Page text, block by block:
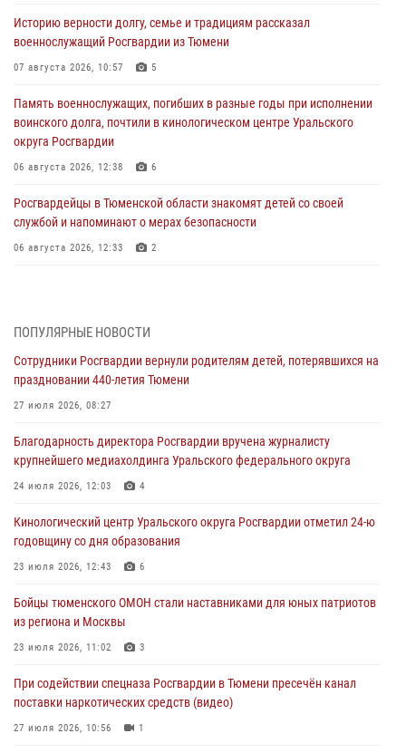
Историю верности долгу, семье и традициям рассказал
военнослужащий Росгвардии из Тюмени
07 августа 2026, 10:57 5
Память военнослужащих, погибших в разные годы при исполнении
воинского долга, почтили в кинологическом центре Уральского
округа Росгвардии
06 августа 2026, 12:38 6
Росгвардейцы в Тюменской области знакомят детей со своей
службой и напоминают о мерах безопасности
06 августа 2026, 12:33 2
06 августа 2026, 04:41 3
Росгвардейцы в Тюменской области почтили память генерала
армии Ивана Кирилловича Яковлева
05 августа 2026, 11:03
В Тюмени офицер Росгвардии в радиоэфире напомнил гражданам о
мерах безопасного владения оружием
05 августа 2026, 09:56
Военнослужащие Росгвардии сбили дрон-разведчик ВСУ на южном
направлении
05 августа 2026, 05:35
Стальной характер продемонстрировали росгвардейцы в ходе
масштабных спортивных событий на Урале
05 августа 2026, 05:22
ПОПУЛЯРНЫЕ НОВОСТИ
Сотрудники Росгвардии вернули родителям детей, потерявшихся на
праздновании 440-летия Тюмени
27 июля 2026, 08:27
Благодарность директора Росгвардии вручена журналисту
крупнейшего медиахолдинга Уральского федерального округа
24 июля 2026, 12:03 4
Кинологический центр Уральского округа Росгвардии отметил 24-ю
годовщину со дня образования
23 июля 2026, 12:43 6
Бойцы тюменского ОМОН стали наставниками для юных патриотов
из региона и Москвы
23 июля 2026, 11:02 3
При содействии спецназа Росгвардии в Тюмени пресечён канал
поставки наркотических средств (видео)
27 июля 2026, 10:56 1